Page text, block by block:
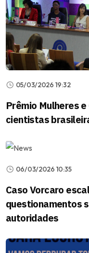
05/03/2026 19:32
Prêmio Mulheres
cientistas
06/03/2026 10:35
Caso Vorcaro
questionamentos
autoridades